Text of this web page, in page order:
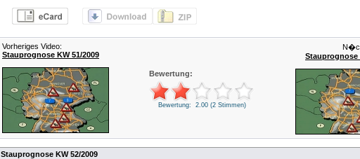
Vorheriges Video:
Stauprognose KW 51/2009
Bewertung:
Bewertung: 2.00 (2 Stimmen)
Stauprognose
Stauprognose KW 52/2009